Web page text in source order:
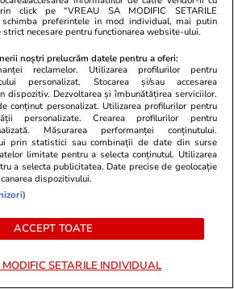
de
de la vârful
în rest sau
România de
click pe “VREAU SA MODIFIC SETARILE
schimba preferintele in mod individual, mai putin
strict necesare pentru functionarea website-ului.
noștri prelucrăm datele pentru a oferi:
reclamelor. Utilizarea profilurilor pentru
personalizat. Stocarea și/sau accesarea
dispozitiv. Dezvoltarea și îmbunătățirea serviciilor.
conținut personalizat. Utilizarea profilurilor pentru
personalizate. Crearea profilurilor pentru
Măsurarea performanței conținutului.
prin statistici sau combinații de date din surse
limitate pentru a selecta conținutul. Utilizarea
a selecta publicitatea. Date precise de geolocație
dispozitivului.
ACCEPT TOATE
SETARILE INDIVIDUAL